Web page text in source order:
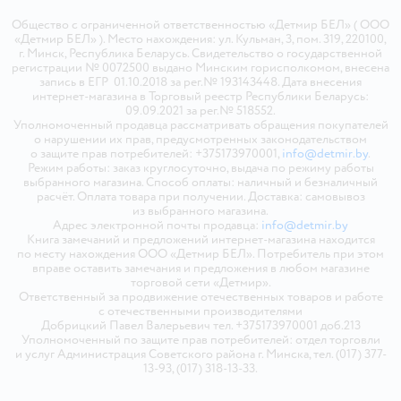
Общество с ограниченной ответственностью «Детмир БЕЛ» ( ООО
«Детмир БЕЛ» ). Место нахождения: ул. Кульман, 3, пом. 319, 220100,
г. Минск, Республика Беларусь. Свидетельство о государственной
регистрации № 0072500 выдано Минским горисполкомом, внесена
запись в ЕГР 01.10.2018 за рег.№ 193143448. Дата внесения
интернет-магазина в Торговый реестр Республики Беларусь:
09.09.2021 за рег.№ 518552.
Уполномоченный продавца рассматривать обращения покупателей
о нарушении их прав, предусмотренных законодательством
о защите прав потребителей: +375173970001, info@detmir.by.
Режим работы: заказ круглосуточно, выдача по режиму работы
выбранного магазина. Способ оплаты: наличный и безналичный
расчёт. Оплата товара при получении. Доставка: самовывоз
из выбранного магазина.
Адрес электронной почты продавца: info@detmir.by
Книга замечаний и предложений интернет-магазина находится
по месту нахождения ООО «Детмир БЕЛ». Потребитель при этом
вправе оставить замечания и предложения в любом магазине
торговой сети «Детмир».
Ответственный за продвижение отечественных товаров и работе
с отечественными производителями
Добрицкий Павел Валерьевич тел. +375173970001 доб.213
Уполномоченный по защите прав потребителей: отдел торговли
и услуг Администрация Советского района г. Минска, тел. (017) 377-
13-93, (017) 318-13-33.